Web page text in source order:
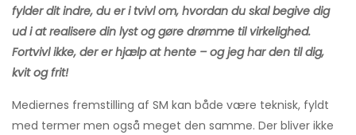
fylder dit indre, du er i tvivl om, hvordan du skal begive dig
ud i at realisere din lyst og gøre drømme til virkelighed.
Fortvivl ikke, der er hjælp at hente – og jeg har den til dig,
kvit og frit!
Mediernes fremstilling af SM kan både være teknisk, fyldt
med termer men også meget den samme. Der bliver ikke